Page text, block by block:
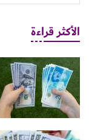
الأكثر قراءة